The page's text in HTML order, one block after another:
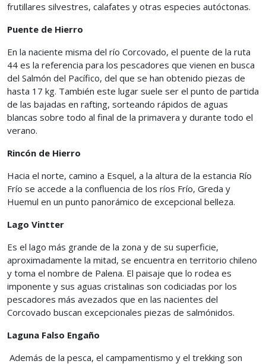
frutillares silvestres, calafates y otras especies autóctonas.
Puente de Hierro
En la naciente misma del río Corcovado, el puente de la ruta
44 es la referencia para los pescadores que vienen en busca
del Salmón del Pacífico, del que se han obtenido piezas de
hasta 17 kg. También este lugar suele ser el punto de partida
de las bajadas en rafting, sorteando rápidos de aguas
blancas sobre todo al final de la primavera y durante todo el
verano.
Rincón de Hierro
Hacia el norte, camino a Esquel, a la altura de la estancia Río
Frío se accede a la confluencia de los ríos Frío, Greda y
Huemul en un punto panorámico de excepcional belleza.
Lago Vintter
Es el lago más grande de la zona y de su superficie,
aproximadamente la mitad, se encuentra en territorio chileno
y toma el nombre de Palena. El paisaje que lo rodea es
imponente y sus aguas cristalinas son codiciadas por los
pescadores más avezados que en las nacientes del
Corcovado buscan excepcionales piezas de salmónidos.
Laguna Falso Engaño
Además de la pesca, el campamentismo y el trekking son